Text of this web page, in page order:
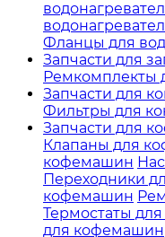
Фланцы для
Запчасти для
Ремкомплекты
Запчасти для
Фильтры для
Запчасти для
Клапаны для
кофемашин
Переходники
кофемашин
Термостаты
для кофемашин